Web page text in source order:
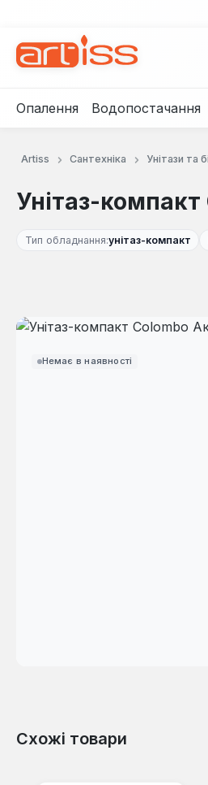
Опалення Водопостачання
Artiss Сантехніка Унітази та
Унітаз-
Тип обладнання:унітаз-компакт
Немає в наявності
Пропустити галерею
Схожі товари